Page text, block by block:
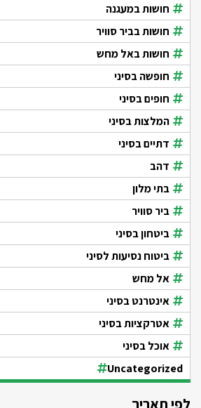
חושות במעגנה
חושות בביר סוויר
חושות באל מחש
חופשה בסיני
חופים בסיני
המלצות בסיני
דתיים בסיני
דהב
בתי מלון
ביר סוויר
ביטחון בסיני
ביטוח נסיעות לסיני
אל מחש
אינטרנט בסיני
אטרקציות בסיני
אוכל בסיני
Uncategorized
לפי תאריך